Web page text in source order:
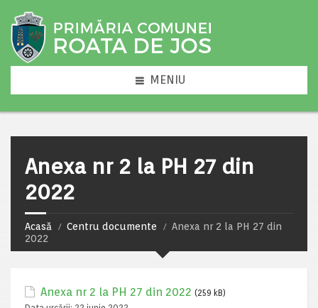
MENIU
Anexa nr 2 la PH 27 din
2022
Acasă Centru documente
Anexa nr 2 la PH 27 din
2022
Anexa nr 2 la PH 27 din 2022 (259 kB)